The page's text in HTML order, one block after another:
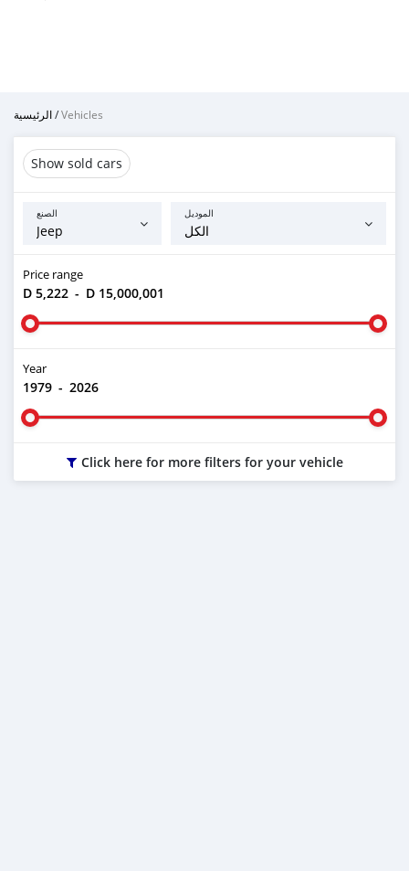
الرئيسية/Vehicles
Show sold cars
الصنع الموديل
Price range
D 5,222 - D 15,000,001
Year
1979 - 2026
Click here for more filters for your vehicle